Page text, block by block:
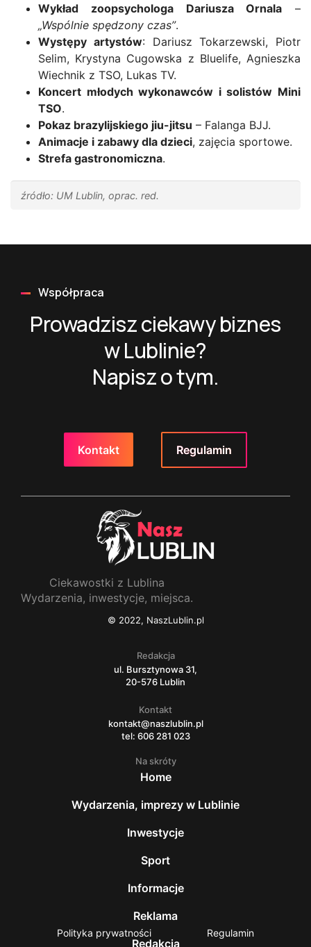
Wykład zoopsychologa Dariusza Ornala –
„Wspólnie spędzony czas”.
Występy artystów: Dariusz Tokarzewski, Piotr
Selim, Krystyna Cugowska z Bluelife, Agnieszka
Wiechnik z TSO, Lukas TV.
Koncert młodych wykonawców i solistów Mini
TSO.
Pokaz brazylijskiego jiu-jitsu – Falanga BJJ.
Animacje i zabawy dla dzieci, zajęcia sportowe.
Strefa gastronomiczna.
źródło: UM Lublin, oprac. red.
Współpraca
Prowadzisz ciekawy biznes
w Lublinie?
Napisz o tym.
Kontakt Regulamin
Ciekawostki z Lublina
Wydarzenia, inwestycje, miejsca.
© 2022, NaszLublin.pl
Redakcja
ul. Bursztynowa 31,
20-576 Lublin
Kontakt
kontakt@naszlublin.pl
tel: 606 281 023
Na skróty
Home
Wydarzenia, imprezy w Lublinie
Inwestycje
Sport
Informacje
Reklama
Redakcja
Polityka prywatności Regulamin